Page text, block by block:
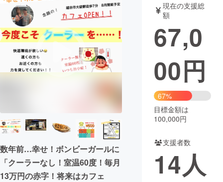
テクノロジー・ガジェット
映像・映画 書籍・雑誌
ビジネス・起業 チャレンジ
CAMPFIRE for Social Good
CAMPFIRE Creation
CAMPFIREふるさと納税machi-ya コミュニティ
数年前…幸せ！ボンビーガールに
「クーラーなし！室温60度！毎月
13万円の赤字！将来はカフェ
現在の支援総
額
67,0
00円
67%
目標金額は
100,000円
支援者数
14人